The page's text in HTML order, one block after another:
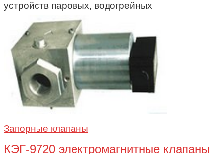
устройств паровых, водогрейных
Запорные клапаны
КЭГ-9720 электромагнитные клапаны